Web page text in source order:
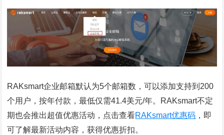
RAKsmart企业邮箱默认为5个邮箱数，可以添加支持到200
个用户，按年付款，最低仅需41.4美元/年。RAKsmart不定
期也会推出超值优惠活动，点击查看RAKsmart优惠码 ，即
可了解最新活动内容，获得优惠折扣。